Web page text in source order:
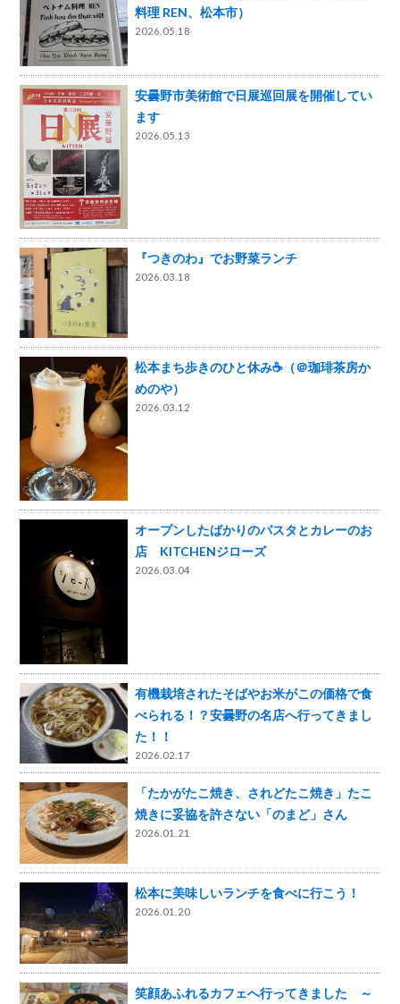
料理 REN、松本市）
2026.05.18
安曇野市美術館で日展巡回展を開催してい
ます
2026.05.13
『つきのわ』でお野菜ランチ
2026.03.18
松本まち歩きのひと休み☕（＠珈琲茶房か
めのや）
2026.03.12
オープンしたばかりのパスタとカレーのお
店 KITCHENジローズ
2026.03.04
有機栽培されたそばやお米がこの価格で食
べられる！？安曇野の名店へ行ってきまし
た！！
2026.02.17
「たかがたこ焼き、されどたこ焼き」たこ
焼きに妥協を許さない「のまど」さん
2026.01.21
松本に美味しいランチを食べに行こう！
2026.01.20
笑顔あふれるカフェへ行ってきました ～